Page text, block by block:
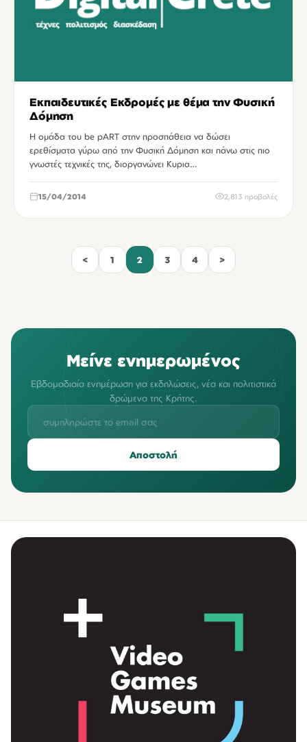
Εκπαιδευτικές Εκδρομές με θέμα την Φυσική
Δόμηση
Η ομάδα του be pART στην προσπάθεια να δώσει
ερεθίσματα γύρω από την Φυσική Δόμηση και πάνω στις πιο
γνωστές τεχνικές της, διοργανώνει Κυρια…
15/04/2014 2,813 προβολές
< 1 2 3 4 >
Μείνε ενημερωμένος
Εβδομαδιαία ενημέρωση για εκδηλώσεις, νέα και πολιτιστικά
δρώμενα της Κρήτης.
Αποστολή